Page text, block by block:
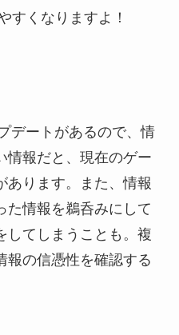
すくなりますよ！
デートがあるので、情
情報だと、現在のゲー
あります。また、情報
た情報を鵜呑みにして
してしまうことも。複
報の信憑性を確認する